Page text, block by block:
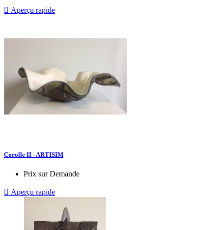
 Aperçu rapide
Corolle II - ARTISIM
Prix sur Demande
 Aperçu rapide